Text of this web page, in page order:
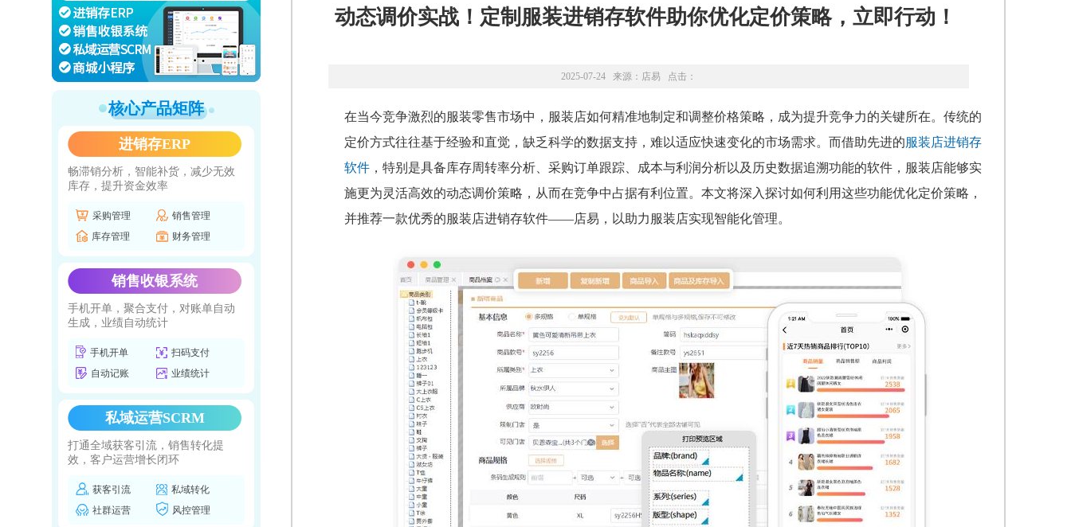
核心产品矩阵
进销存ERP
畅滞销分析，智能补货，减少无效
库存，提升资金效率
采购管理
销售管理
库存管理
财务管理
销售收银系统
手机开单，聚合支付，对账单自动
生成，业绩自动统计
手机开单
扫码支付
自动记账
业绩统计
私域运营SCRM
打通全域获客引流，销售转化提
效，客户运营增长闭环
获客引流
私域转化
社群运营
风控管理
动态调价实战！定制服装进销存软件助你优化定价策略，立即行动！
2025-07-24 来源： 店易 点击：
在当今竞争激烈的服装零售市场中，服装店如何精准地制定和调整价格策略，成为提升竞争力的关键所在。传统的
定价方式往往基于经验和直觉，缺乏科学的数据支持，难以适应快速变化的市场需求。而借助先进的服装店进销存
软件，特别是具备库存周转率分析、采购订单跟踪、成本与利润分析以及历史数据追溯功能的软件，服装店能够实
施更为灵活高效的动态调价策略，从而在竞争中占据有利位置。本文将深入探讨如何利用这些功能优化定价策略，
并推荐一款优秀的服装店进销存软件——店易，以助力服装店实现智能化管理。